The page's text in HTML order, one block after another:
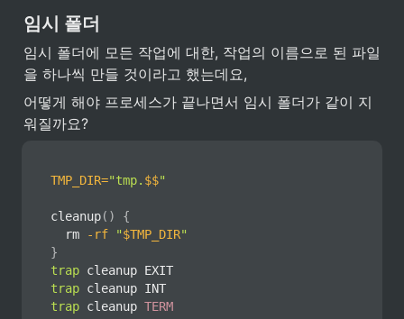
임시 폴더
임시 폴더에 모든 작업에 대한, 작업의 이름으로 된 파일
을 하나씩 만들 것이라고 했는데요,
어떻게 해야 프로세스가 끝나면서 임시 폴더가 같이 지
워질까요?
TMP_DIR="tmp. $$"
cleanup( )
{
rm
-rf "$TMP_DIR"
}
trap
trap
trap cleanup TERM